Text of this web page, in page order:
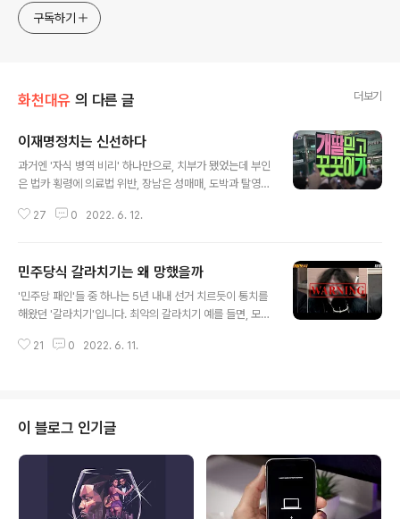
구독하기
화천대유 의 다른 글 더보기
이재명정치는 신선하다
과거엔 '자식 병역 비리' 하나만으로, 치부가 됐었는데 부인
은 법카 횡령에 의료법 위반, 장남은 성매매, 도박과 탈영
겠다"는데도 "유력하다"니 "'도의원'이 당원들과 도박하다
분화 양상에 아직도 수박 논쟁 중인데요. 김남국 의원은 '수
박 게시물'에 "국민에게 시비 걸듯이 조롱과 비아냥거리는
글을 올려서 일부러 화를 유발하는 것은 명백히 잘못된 행
다", "포지티브 운동이 새로운 정치문화로 각광받았다"며
27 0 2022. 6. 12.
민주당식 갈라치기는 왜 망했을까
'민주당 패인'들 중 하나는 5년 내내 선거 치르듯이 통치를
해왔던 '갈라치기'입니다. 최악의 갈라치기 예를 들면, 모두
데, 갈라치기란 쉽게 말해 "한쪽 편을 100% 들어주는
던 것 같습니다. 이 갈라치기가 매력적이라는 것은 사실입
니다. 갈등과 분열을 유발해 늘 이슈의 중심에 설 수 있고,
부끄러움과 수치심을 마비시켜 "정치적 마약이다"는 팬덤
정치를 할 수도 있고, 낮은 인지도를 순식간에 올릴 수 있는
어그로 전술을 펼칠 수도 있는데 사회적 갈등 비용은 국민
의 몫입니다. 혹자들은 "'한..
21 0 2022. 6. 11.
이 블로그 인기글